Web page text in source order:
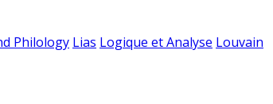
Philology Lias Logique et Analyse Louvain